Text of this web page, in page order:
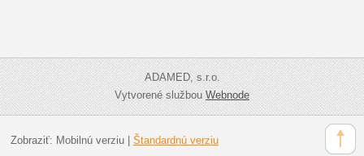
ADAMED, s.r.o.
Vytvorené službouWebnode
Zobraziť: Mobilnú verziu| Štandardnú verziu